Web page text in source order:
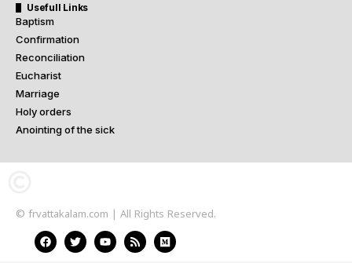
Usefull Links
Baptism
Confirmation
Reconciliation
Eucharist
Marriage
Holy orders
Anointing of the sick
© frvattakalam.com | All Rights Reserved.